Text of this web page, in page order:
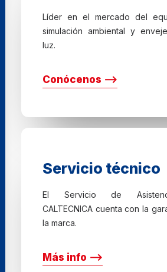
Líder en el mercado del
simulación ambiental y
luz.
Conócenos ⟶
Servicio técnico
El Servicio de
CALTECNICA cuenta con la
la marca.
Más info ⟶